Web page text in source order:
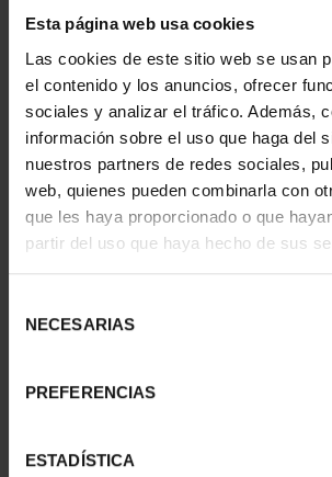
Esta página web usa cookies
Las cookies de este sitio web se usan
el contenido y los anuncios, ofrecer
sociales y analizar el tráfico. Además,
información sobre el uso que haga del
nuestros partners de redes sociales,
web, quienes pueden combinarla con
que les haya proporcionado o que
partir del uso que haya hecho de sus
NECESARIAS
PREFERENCIAS
ESTADÍSTICA
SUSCRIPCIÓN
CAPITALES DE
949,00 €
registrados